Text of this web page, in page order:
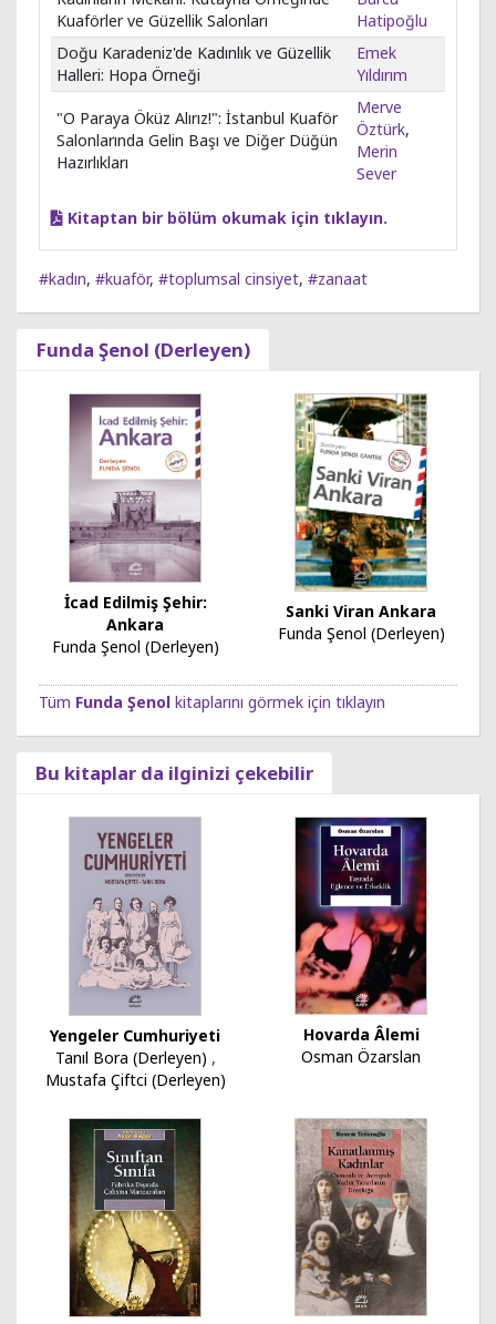
Kuaförler ve Güzellik Salonları
Hatipoğlu
Doğu Karadeniz'de Kadınlık ve Güzellik
Halleri: Hopa Örneği
Emek
Yıldırım
"O Paraya Öküz Alırız!": İstanbul Kuaför
Salonlarında Gelin Başı ve Diğer Düğün
Hazırlıkları
Merve
Öztürk,
Merin
Sever
Kitaptan bir bölüm okumak için tıklayın.
#kadın, #kuaför, #toplumsal cinsiyet, #zanaat
Funda Şenol (Derleyen)
İcad Edilmiş Şehir:
Ankara
Funda Şenol (Derleyen)
Sanki Viran Ankara
Funda Şenol (Derleyen)
Tüm Funda Şenol kitaplarını görmek için tıklayın
Bu kitaplar da ilginizi çekebilir
Yengeler Cumhuriyeti
Tanıl Bora (Derleyen) ,
Mustafa Çiftci (Derleyen)
Hovarda Âlemi
Osman Özarslan